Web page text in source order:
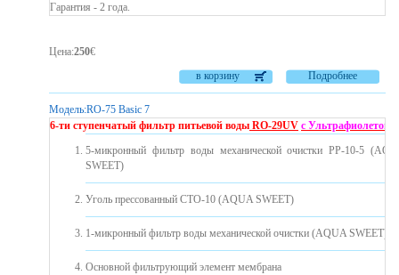
Гарантия - 2 года.
Цена:250€
Подробнее
в корзину
Модель:RO-75 Basic 7
6-ти ступенчатый фильтр питьевой воды RO-29UV с Ультрафиолетом
5-микронный фильтр воды механической очистки PP-10-5
SWEET)
Уголь прессованный CTO-10 (AQUA SWEET)
1-микронный фильтр воды механической очистки (AQUA SWEET)
Основной фильтрующий элемент мембрана